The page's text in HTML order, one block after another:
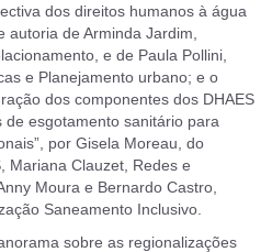
dos direitos humanos à água
autoria de Arminda Jardim,
e de Paula Pollini,
e Planejamento urbano; e o
dos componentes dos DHAES
esgotamento sanitário para
por Gisela Moreau, do
Mariana Clauzet, Redes e
Moura e Bernardo Castro,
Saneamento Inclusivo.
sobre as regionalizações